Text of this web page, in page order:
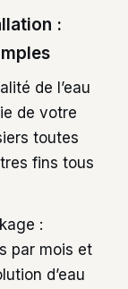
:
de l’eau
de votre
toutes
fins tous
:
par mois et
d’eau